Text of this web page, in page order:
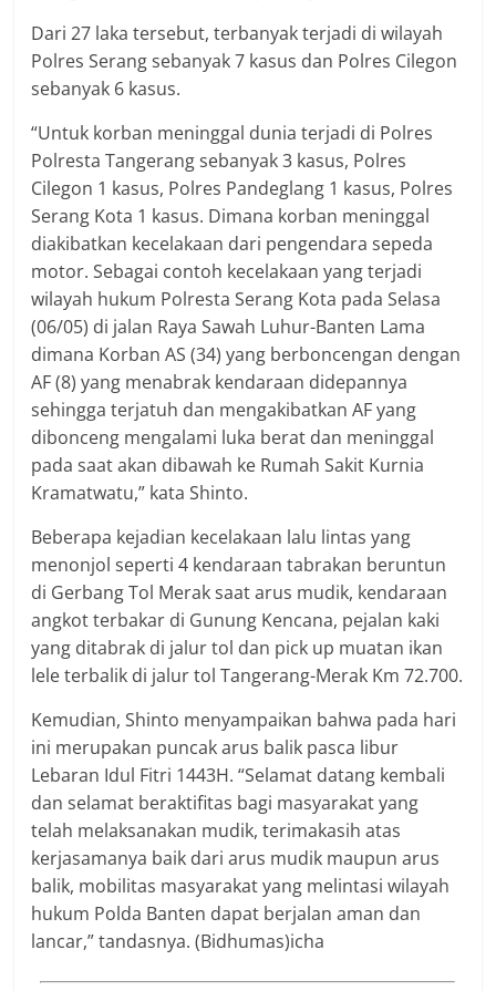
Dari 27 laka tersebut, terbanyak terjadi di wilayah
Polres Serang sebanyak 7 kasus dan Polres Cilegon
sebanyak 6 kasus.
“Untuk korban meninggal dunia terjadi di Polres
Polresta Tangerang sebanyak 3 kasus, Polres
Cilegon 1 kasus, Polres Pandeglang 1 kasus, Polres
Serang Kota 1 kasus. Dimana korban meninggal
diakibatkan kecelakaan dari pengendara sepeda
motor. Sebagai contoh kecelakaan yang terjadi
wilayah hukum Polresta Serang Kota pada Selasa
(06/05) di jalan Raya Sawah Luhur-Banten Lama
dimana Korban AS (34) yang berboncengan dengan
AF (8) yang menabrak kendaraan didepannya
sehingga terjatuh dan mengakibatkan AF yang
dibonceng mengalami luka berat dan meninggal
pada saat akan dibawah ke Rumah Sakit Kurnia
Kramatwatu,” kata Shinto.
Beberapa kejadian kecelakaan lalu lintas yang
menonjol seperti 4 kendaraan tabrakan beruntun
di Gerbang Tol Merak saat arus mudik, kendaraan
angkot terbakar di Gunung Kencana, pejalan kaki
yang ditabrak di jalur tol dan pick up muatan ikan
lele terbalik di jalur tol Tangerang-Merak Km 72.700.
Kemudian, Shinto menyampaikan bahwa pada hari
ini merupakan puncak arus balik pasca libur
Lebaran Idul Fitri 1443H. “Selamat datang kembali
dan selamat beraktifitas bagi masyarakat yang
telah melaksanakan mudik, terimakasih atas
kerjasamanya baik dari arus mudik maupun arus
balik, mobilitas masyarakat yang melintasi wilayah
hukum Polda Banten dapat berjalan aman dan
lancar,” tandasnya. (Bidhumas)icha